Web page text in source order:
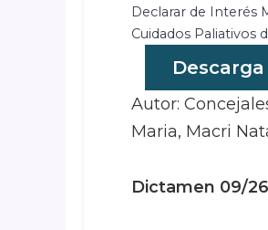
Declarar de Interés
Cuidados Paliativos
Descarga
Autor:
Maria, Macri
Dictamen 09/26